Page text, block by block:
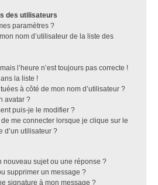
des utilisateurs
paramètres ?
nom d’utilisateur de la liste des
l’heure n’est toujours pas correcte !
la liste !
à côté de mon nom d’utilisateur ?
avatar ?
puis-je le modifier ?
me connecter lorsque je clique sur le
d’un utilisateur ?
nouveau sujet ou une réponse ?
supprimer un message ?
signature à mon message ?